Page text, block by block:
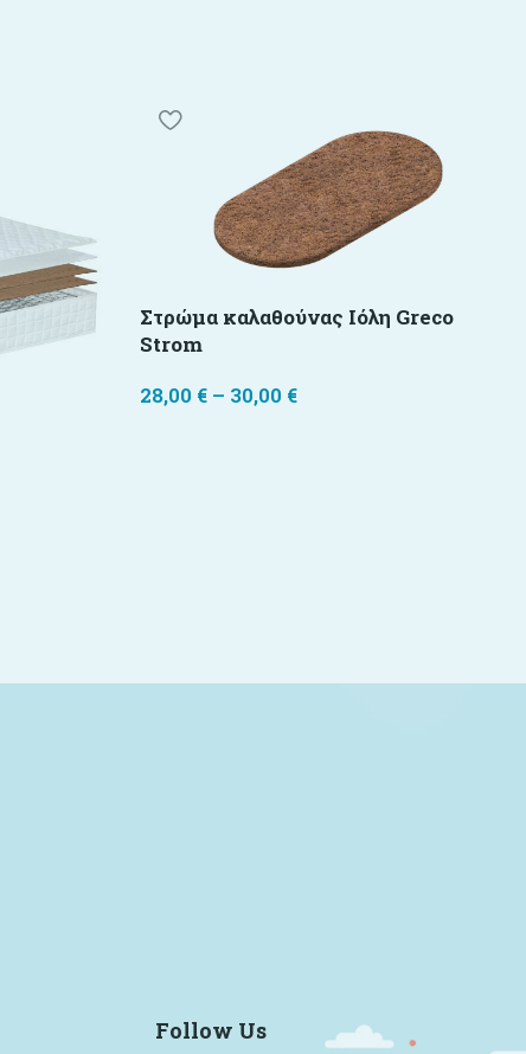
Στρώμα καλαθούνας Ιόλη Greco
Strom
28,00 € – 30,00 €
Follow Us